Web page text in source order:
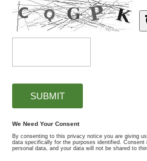
We Need Your Consent
By consenting to this privacy notice you are giving
data specifically for the purposes identified.
personal data, and your data will not be shared to